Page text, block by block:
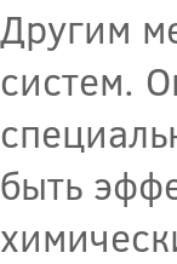
Другим
систем.
быть